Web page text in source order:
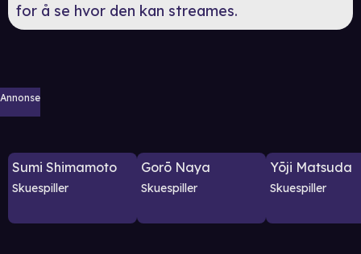
for å se hvor den kan streames.
Annonse
Sumi Shimamoto
Skuespiller
Gorō Naya
Skuespiller
Yōji Matsuda
Skuespiller